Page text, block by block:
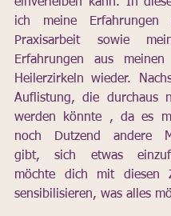
einverleiben kann. In
ich meine Erfahrungen
Praxisarbeit sowie
Erfahrungen aus meinen
Heilerzirkeln wieder.
Auflistung, die durchaus
werden könnte , da es
noch Dutzend andere
gibt, sich etwas
möchte dich mit diesen
sensibilisieren, was alles